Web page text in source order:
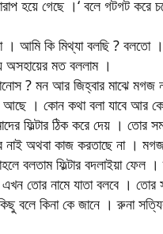
হয়ে গেছে ।‘ বলে গটগট করে
। আমি কি মিথ্যা বলছি ? বলতো
অসহায়ের মত বললাম ।
? মন আর জিহ্বার মাঝে মগজ
আছে । কোন কথা বলা যাবে আর
ফিল্টার ঠিক করে দেয় । তোর
নাই অথবা কাজ করতাছে না ।
বলতাম ফিল্টার বদলাইয়া ফেল
তোর নামে যাতা বলবে । তোর
বলে কিনা কে জানে । রুনা